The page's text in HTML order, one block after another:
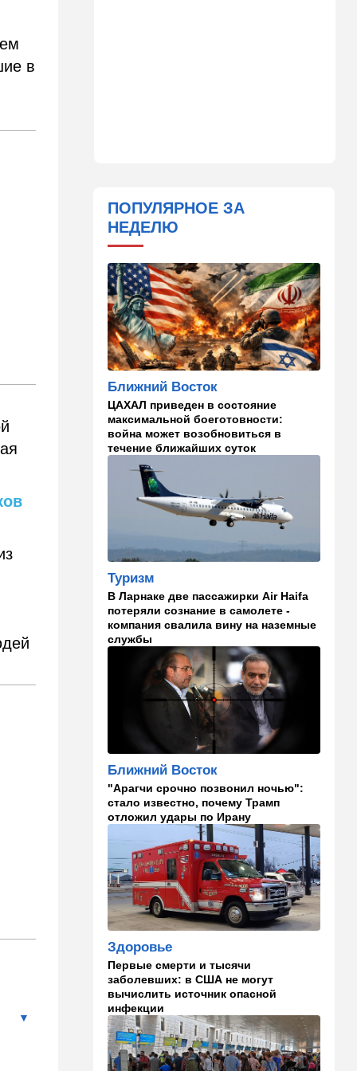
в
погибшая Диана: появилась
видеосъемка автобусного
18:38 Транспорт
Подарок к праздникам:
американские авиалинии
снова летят в Израиль
18:19 Мнения
В Японии пока не приняты
какие-либо новые решения
о ядерном оружии
18:18 Ближний Восток
Вашингтон нажал на паузу:
США настойчиво попросили
Израиль сбавить обороты в
Ливане
30 лет российско-
израильскому альманаху
еврейской культуры
17:47 Израиль
На маленьком плоту: отдых
на Кинерете едва не
закончился трагедией
Израиль
Отставить панику: в Тель-
Авиве все спокойно
16:46 Ближний Восток
Человек-невидимка: в
высших эшелонах власти
Ирана поползли тревожные
слухи
16:20 Общество
Помогите найти: пропала
Мария из Димоны
15:45 Ближний Восток
В противовес Израилю и
Ирану: три мусульманские
страны объединились в
"исламский НАТО"
15:25 Общество
"Общие культурные коды":
русские дети вместе с
палестинскими строят
ПОПУЛЯРНОЕ ЗА
НЕДЕЛЮ
Ближний Восток
ЦАХАЛ приведен в состояние
максимальной боеготовности:
война может возобновиться в
течение ближайших суток
Туризм
В Ларнаке две пассажирки Air Haifa
потеряли сознание в самолете -
компания свалила вину на наземные
службы
Ближний Восток
"Арагчи срочно позвонил ночью":
стало известно, почему Трамп
отложил удары по Ирану
Здоровье
Первые смерти и тысячи
заболевших: в США не могут
вычислить источник опасной
инфекции